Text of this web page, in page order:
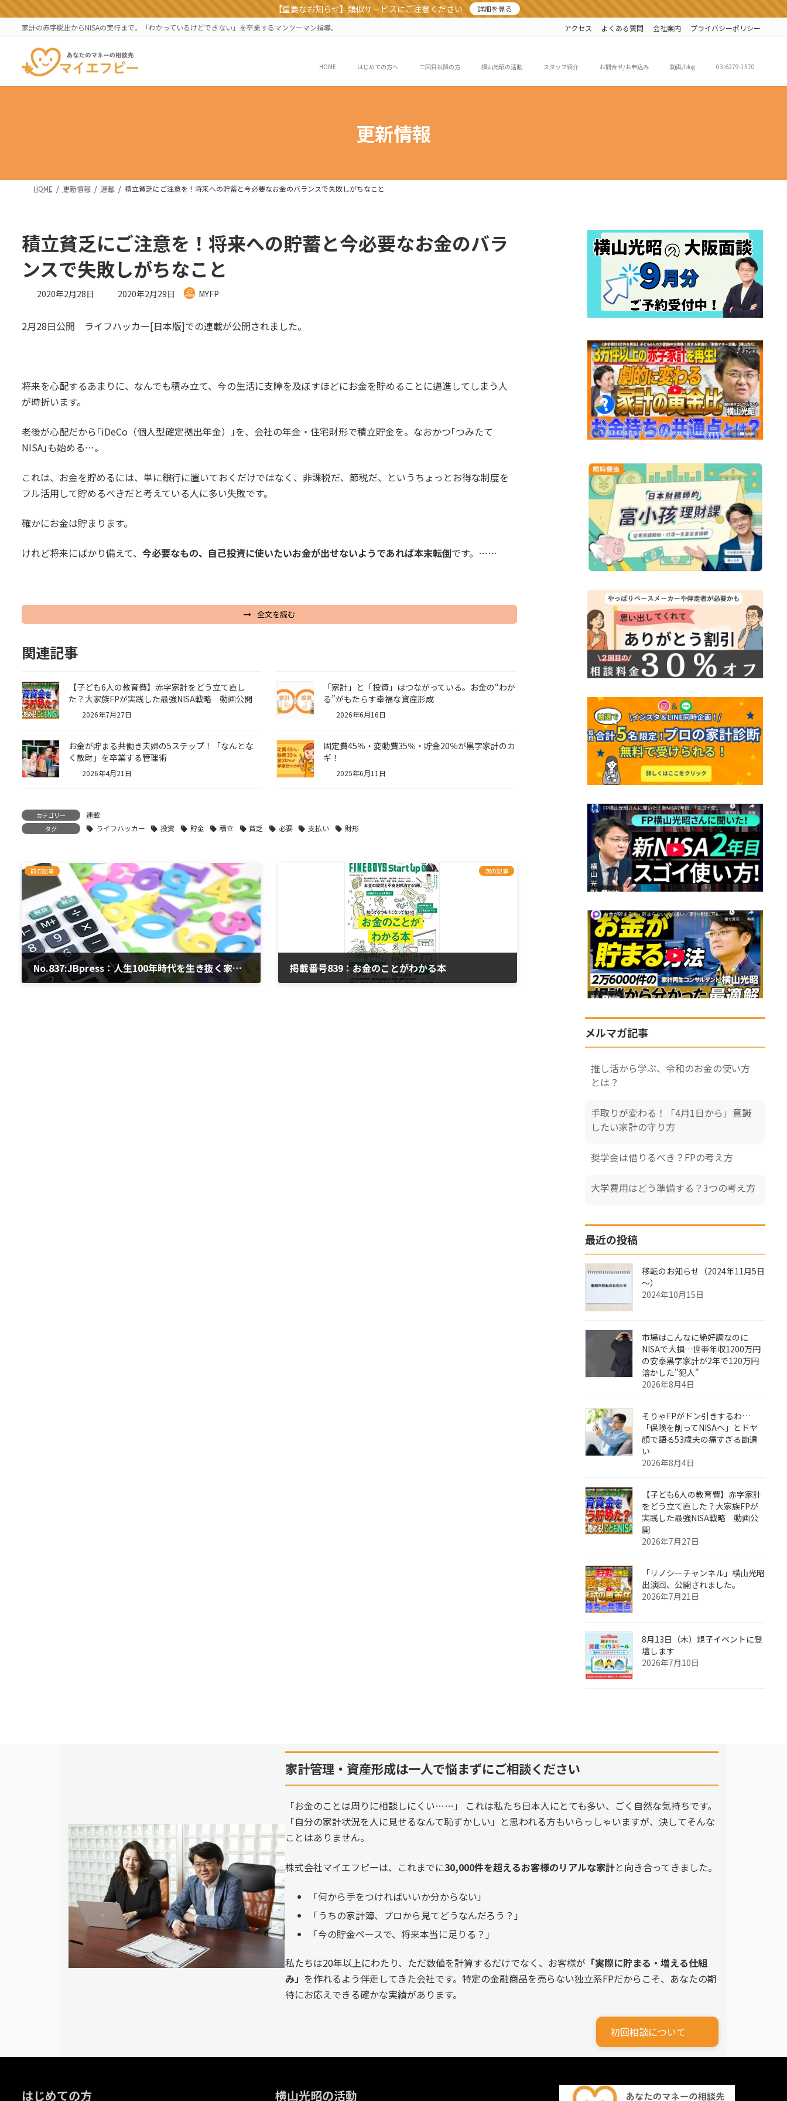
ン
ス
ビ
ン
【重要なお知らせ】類似サービスにご注意ください
詳細を見る
家計の赤字脱出からNISAの実行まで。「わかっているけどできない」を卒業するマンツーマン指導。
アクセス よくある質問 会社案内 プライバシーポリシー
HOME はじめての方へ 二回目以降の方 横山光昭の活動 スタッフ紹介 お問合せ/お申込み 動画/blog 03-6279-1570
更新情報
HOME 更新情報 連載 積立貧乏にご注意を！将来への貯蓄と今必要なお金のバランスで失敗しがちなこと
積立貧乏にご注意を！将来への貯蓄と今必要なお金のバラ
ンスで失敗しがちなこと
2020年2月28日
最
新
2020年2月29日 MYFP
2月28日公開 ライフハッカー[日本版]での連載が公開されました。
将来を心配するあまりに、なんでも積み立て、今の生活に支障を及ぼすほどにお金を貯めることに邁進してしまう人
が時折います。
老後が心配だから｢iDeCo（個人型確定拠出年金）｣を、会社の年金・住宅財形で積立貯金を。なおかつ｢つみたて
NISA｣も始める…。
これは、お金を貯めるには、単に銀行に置いておくだけではなく、非課税だ、節税だ、というちょっとお得な制度を
フル活用して貯めるべきだと考えている人に多い失敗です。
確かにお金は貯まります。
けれど将来にばかり備えて、 今必要なもの、自己投資に使いたいお金が出せないようであれば本末転倒です。……
全文を読む
関連記事
【子ども6人の教育費】赤字家計をどう立て直し
た？大家族FPが実践した最強NISA戦略 動画公開
2026年7月27日
「家計」と「投資」はつながっている。お金の“わか
る”がもたらす幸福な資産形成
2026年6月16日
お金が貯まる共働き夫婦の5ステップ！「なんとな
く散財」を卒業する管理術
2026年4月21日
固定費45％・変動費35％・貯金20％が黒字家計のカ
ギ！
2025年6月11日
カテゴリー 連載
タグ ライフハッカー 投資 貯金 積立 貧乏 必要 支払い 財形
前の記事
No.837:JBpress：人生100年時代を生き抜く家計術、方法は3つだけ
次の記事
掲載番号839：お金のことがわかる本
メルマガ記事
推し活から学ぶ、令和のお金の使い方
とは？
手取りが変わる！「4月1日から」意識
したい家計の守り方
奨学金は借りるべき？FPの考え方
大学費用はどう準備する？3つの考え方
最近の投稿
移転のお知らせ（2024年11月5日
～）
2024年10月15日
市場はこんなに絶好調なのに
NISAで大損…世帯年収1200万円
の安泰黒字家計が2年で120万円
溶かした"犯人"
2026年8月4日
そりゃFPがドン引きするわ…
「保険を削ってNISAへ」とドヤ
顔で語る53歳夫の痛すぎる勘違
い
2026年8月4日
【子ども6人の教育費】赤字家計
をどう立て直した？大家族FPが
実践した最強NISA戦略 動画公
開
2026年7月27日
「リノシーチャンネル」横山光昭
出演回、公開されました。
2026年7月21日
8月13日（木）親子イベントに登
壇します
2026年7月10日
家計管理・資産形成は一人で悩まずにご相談ください
「お金のことは周りに相談しにくい……」 これは私たち日本人にとても多い、ごく自然な気持ちです。
「自分の家計状況を人に見せるなんて恥ずかしい」と思われる方もいらっしゃいますが、決してそんな
ことはありません。
株式会社マイエフピーは、これまでに30,000件を超えるお客様のリアルな家計と向き合ってきました。
「何から手をつければいいか分からない」
「うちの家計簿、プロから見てどうなんだろう？」
「今の貯金ペースで、将来本当に足りる？」
私たちは20年以上にわたり、ただ数値を計算するだけでなく、お客様が 「実際に貯まる・増える仕組
み」 を作れるよう伴走してきた会社です。特定の金融商品を売らない独立系FPだからこそ、あなたの期
待にお応えできる確かな実績があります。
初回相談について
はじめての方 横山光昭の活動